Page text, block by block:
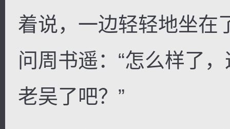
着说，一边轻轻地坐在
问周书遥：“怎么样了
老吴了吧？”